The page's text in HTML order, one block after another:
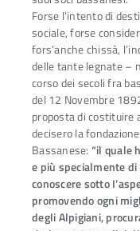
Forse l’intento di
sociale, forse
fors’anche chissà,
delle tante legnate –
corso dei secoli fra
del 12 Novembre
proposta di costituire
decisero la
Bassanese: “il quale
e più specialmente
conoscere sotto
promovendo ogni
degli Alpigiani,